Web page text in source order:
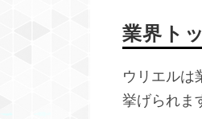
業界ト
ウリエルは
挙げられま